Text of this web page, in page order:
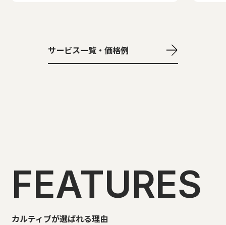
サービス一覧・価格例
FEATURES
カルティブが選ばれる理由